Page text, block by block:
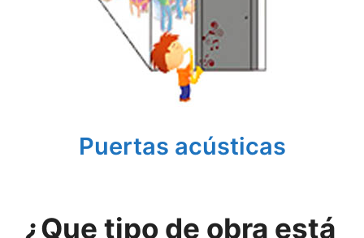
Puertas acústicas
¿Que tipo de obra está